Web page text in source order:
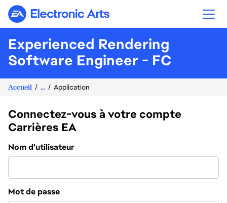
Electronic Arts
Experienced Rendering
Software Engineer - FC
Accueil ... Application
Connectez-vous à votre compte
Carrières EA
Connexion
Nom d'utilisateur
Mot de passe